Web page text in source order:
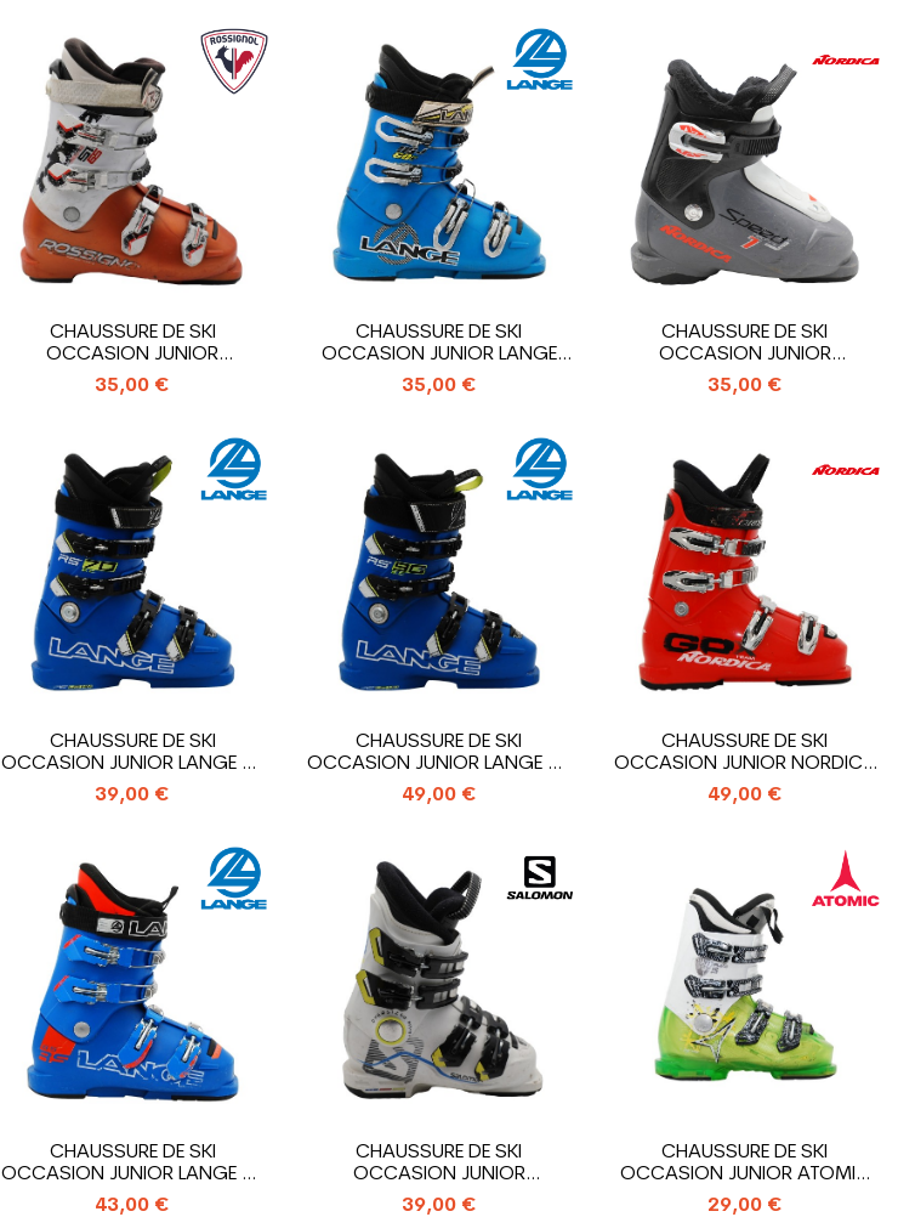
CHAUSSURE DE SKI
OCCASION JUNIOR
ROSSIGNOL RADICAL...
35,00 €
CHAUSSURE DE SKI
OCCASION JUNIOR LANGE
RSJ 60R_4...
35,00 €
CHAUSSURE DE SKI
OCCASION JUNIOR
NORDICA...
35,00 €
CHAUSSURE DE SKI
OCCASION JUNIOR LANGE RS
70 SC_4...
39,00 €
CHAUSSURE DE SKI
OCCASION JUNIOR LANGE RS
90 SC_4...
49,00 €
CHAUSSURE DE SKI
OCCASION JUNIOR NORDICA
GPX TEAM_4...
49,00 €
CHAUSSURE DE SKI
OCCASION JUNIOR LANGE RS
65_4...
43,00 €
CHAUSSURE DE SKI
OCCASION JUNIOR
SALOMON XMAX 60 T_4...
39,00 €
CHAUSSURE DE SKI
OCCASION JUNIOR ATOMIC
HAWX PLUS...
29,00 €